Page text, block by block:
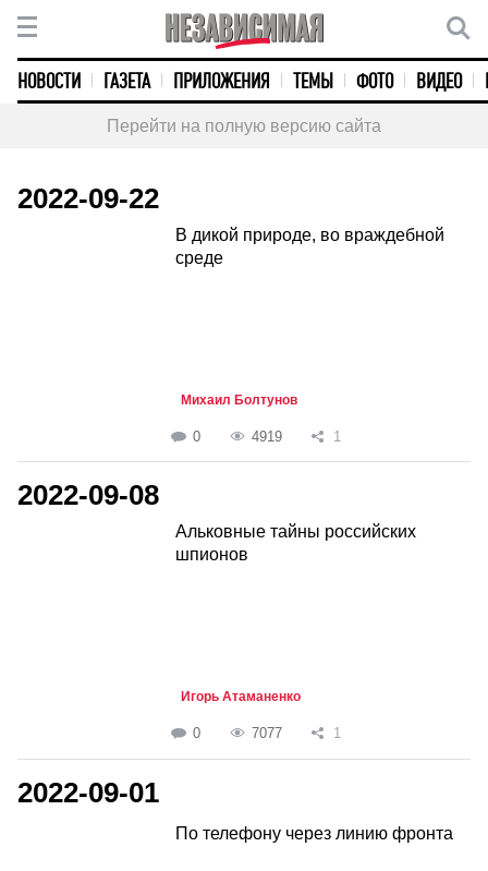
НОВОСТИ ГАЗЕТА ПРИЛОЖЕНИЯ ТЕМЫ ФОТО ВИДЕО
Перейти на полную версию сайта
2022-09-22
В дикой природе, во враждебной
среде
Михаил Болтунов
0 4919 1
2022-09-08
Альковные тайны российских
шпионов
Игорь Атаманенко
0 7077 1
2022-09-01
По телефону через линию фронта